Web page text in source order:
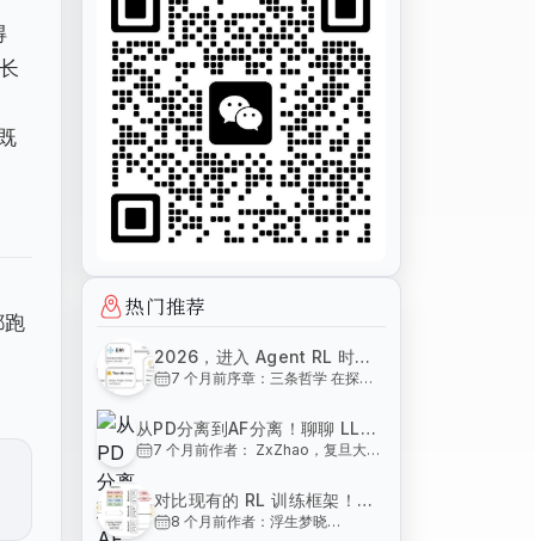
跑
热门推荐
2026，进入 Agent RL 时
代！7 个月前序章：三条哲学 在探讨
人类的本质：人类在生物
界的独特性在于高等智
在于制造与使用工具的能
力。 大模型的定位：
ChatGPT 标志着人类首
从PD分离到AF分离！聊聊 LLM
推理架构演进中的几个关键技术
7 个月前作者： ZxZhao，复旦大学
大模型部署技术的演进太快
了，相信有很多朋友两三年
对比现有的 RL 训练框架！聊
聊关于 Agentic RL 训推框架
8 个月前作者：浮生梦晓